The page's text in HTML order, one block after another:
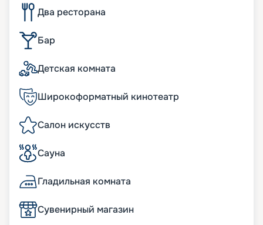
Два ресторана
Бар
Детская комната
Широкоформатный кинотеатр
Салон искусств
Сауна
Гладильная комната
Сувенирный магазин